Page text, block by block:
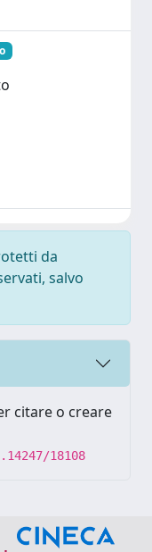
da
salvo
citare o creare
18108